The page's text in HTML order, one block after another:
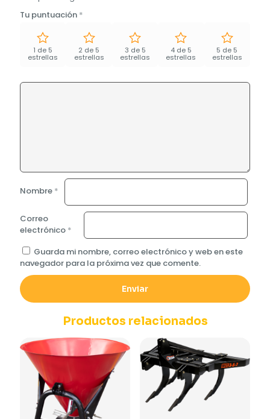
Tu puntuación *
1 de 5
estrellas
2 de 5
estrellas
3 de 5
estrellas
4 de 5
estrellas
5 de 5
estrellas
Nombre *
Correo
electrónico *
Guarda mi nombre, correo electrónico y web en este
navegador para la próxima vez que comente.
Productos relacionados